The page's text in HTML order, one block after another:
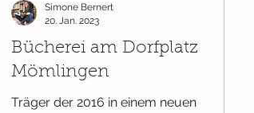
Bücherei am Dorfplatz
Mömlingen
Träger der 2016 in einem neuen
Simone Bernert
20. Jan. 2023